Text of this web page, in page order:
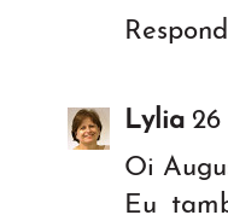
Lylia 26
Oi
Eu